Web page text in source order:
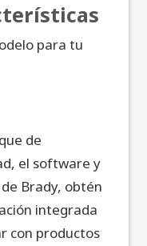
para tu
de
el software y
Brady, obtén
integrada
con productos